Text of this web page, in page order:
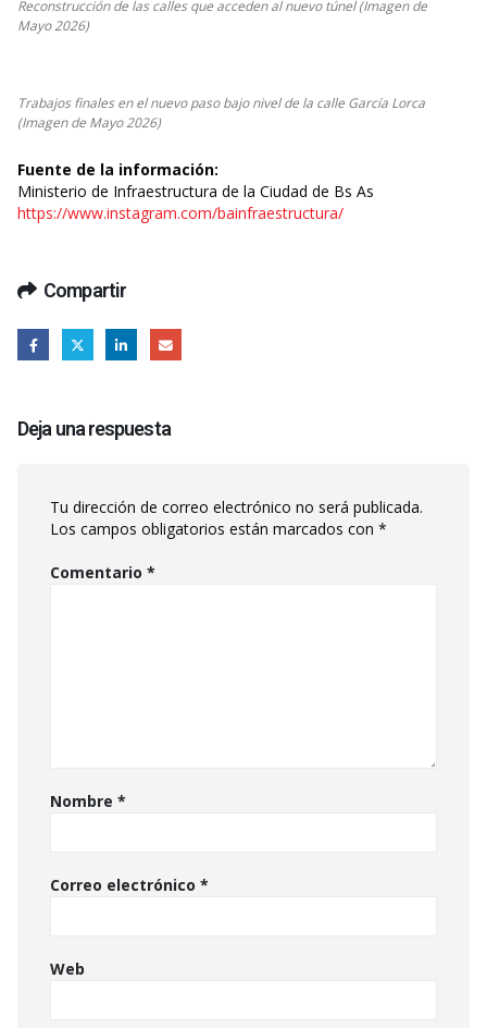
Reconstrucción de las calles que acceden al nuevo túnel (Imagen de
Mayo 2026)
Trabajos finales en el nuevo paso bajo nivel de la calle García Lorca
(Imagen de Mayo 2026)
Fuente de la información:
Ministerio de Infraestructura de la Ciudad de Bs As
https://www.instagram.com/bainfraestructura/
Compartir
Deja una respuesta
Tu dirección de correo electrónico no será publicada.
Los campos obligatorios están marcados con *
Comentario *
Nombre *
Correo electrónico *
Web